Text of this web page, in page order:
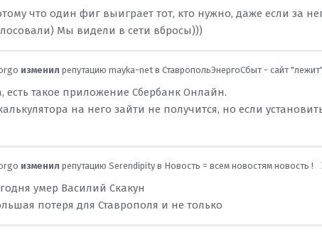
что один фиг выиграет тот, кто нужно, даже если за
Мы видели в сети вбросы)))
изменил репутациюmayka-net вСтавропольЭнергоСбыт - сайт
есть такое приложение Сбербанк Онлайн.
на него зайти не получится, но если
изменил репутациюSerendipity в Новость = всем новостям новость !
умер Василий Скакун
потеря для Ставрополя и не только